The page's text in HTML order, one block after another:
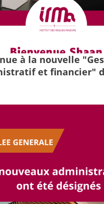
à la nouvelle
et financier"